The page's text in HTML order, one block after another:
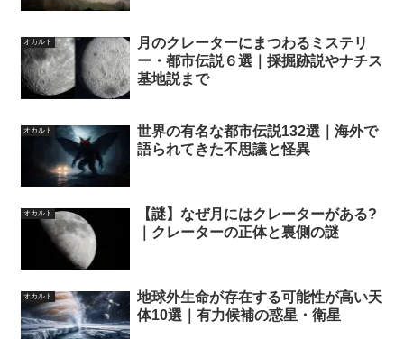
オカルト
月のクレーターにまつわるミステリ
ー・都市伝説６選｜採掘跡説やナチス
基地説まで
オカルト
世界の有名な都市伝説132選｜海外で
語られてきた不思議と怪異
オカルト
【謎】なぜ月にはクレーターがある?
｜クレーターの正体と裏側の謎
オカルト
地球外生命が存在する可能性が高い天
体10選｜有力候補の惑星・衛星